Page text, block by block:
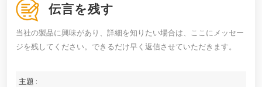
伝言を残す
当社の製品に興味があり、詳細を知りたい場合は、ここにメッセー
ジを残してください。できるだけ早く返信させていただきます。
主題 :